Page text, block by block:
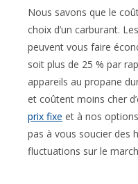
Nous savons que le
choix d’un carburant.
peuvent vous faire
soit plus de 25 % par
appareils au propane
et coûtent moins cher
prix fixe et à nos
pas à vous soucier des
fluctuations sur le